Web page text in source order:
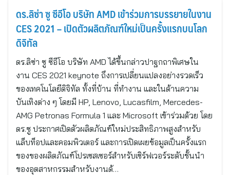
ดร.ลิซ่า ซู ซีอีโอ บริษัท AMD เข้าร่วมการบรรยายในงาน
CES 2021 – เปิดตัวผลิตภัณฑ์ใหม่เป็นครั้งแรกบนโลก
ดิจิทัล
ดร.ลิซ่า ซู ซีอีโอ บริษัท AMD ได้ขึ้นกล่าวปาฐกถาพิเศษใน
งาน CES 2021 keynote ถึงการเปลี่ยนแปลงอย่างรวดเร็ว
ของเทคโนโลยีดิจิทัล ทั้งที่บ้าน ที่ทำงาน และในด้านความ
บันเทิงต่าง ๆ โดยมี HP, Lenovo, Lucasfilm, Mercedes-
AMG Petronas Formula 1 และ Microsoft เข้าร่วมด้วย โดย
ดร.ซู ประกาศเปิดตัวผลิตภัณฑ์ใหม่ประสิทธิภาพสูงสำหรับ
แล็บท็อปและคอมพิวเตอร์ และการเปิดเผยข้อมูลเป็นครั้งแรก
ของของผลิตภัณฑ์โปรเซสเซอร์สำหรับเซิร์ฟเวอร์ระดับชั้นนำ
ของอุตสาหกรรมสำหรับงานด้…